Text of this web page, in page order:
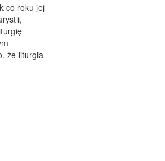
co roku jej
że liturgia